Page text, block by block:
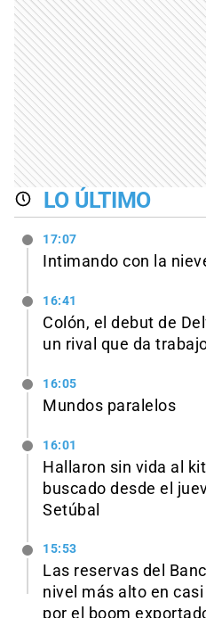
LO ÚLTIMO
17:07
Intimando con la
16:41
Colón, el debut de
un rival que da
16:05
Mundos paralelos
16:01
Hallaron sin vida al
buscado desde el
Setúbal
15:53
Las reservas del
nivel más alto en
por el boom